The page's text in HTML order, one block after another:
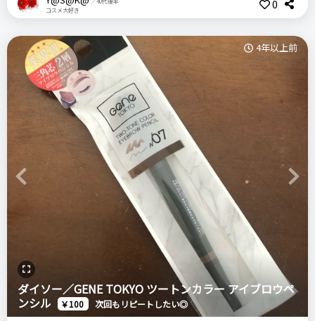
ケイト デザイニングアイブロウ3D
この商品の【総合評価】を見る
＼ショップで商品を探す／
ステマっぽい
コメント（0 件）
ログイン
悪いところ（残念）
芯が少し硬い
細い方だと折れやすい
おすすめする人・おすすめしない人
なかなか描きやすいペンに出会えない方
比較したもの・こちらを選んだ理由
なし
価格
明るい髪色の時から暗い髪色の時まで、色展開が多くて、安く
発色も良くて、しっかり描けてモチもいいです！汗には少し弱
いですが普段使いにはもってこいです。髪の色を明るくした
り、暗くしたりすぐいてる私には安くてドラッグストアでも置
いてるお店が多く買いやすいので、髪色に合わせて何本も持っ
ています。いちおし商品です！
描き方としては眉をブラッシングし、とかしてから描くときれ
いに描けます！
違うものを買ってもやっぱりこれに戻り、削る手間はあります
が、やっぱり最強です！
。これからも愛用します！
ビボ
アイフル マユズミA
コスメ大好き
0
Previous Next
4年以上前
ダイソー／GENE TOKYO ツートンカラー アイブロウペ
ンシル
￥100 次回もリピートしたい◎